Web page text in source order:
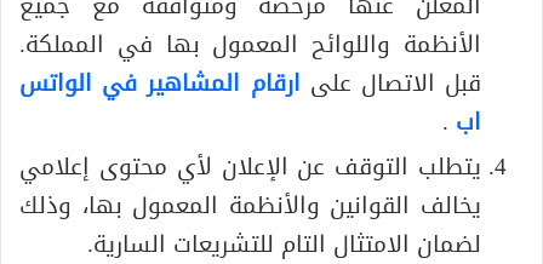
الأنظمة واللوائح المعمول بها في المملكة.
قبل الاتصال على ارقام المشاهير في الواتس
اب .
يتطلب التوقف عن الإعلان لأي محتوى إعلامي
يخالف القوانين والأنظمة المعمول بها، وذلك
لضمان الامتثال التام للتشريعات السارية.